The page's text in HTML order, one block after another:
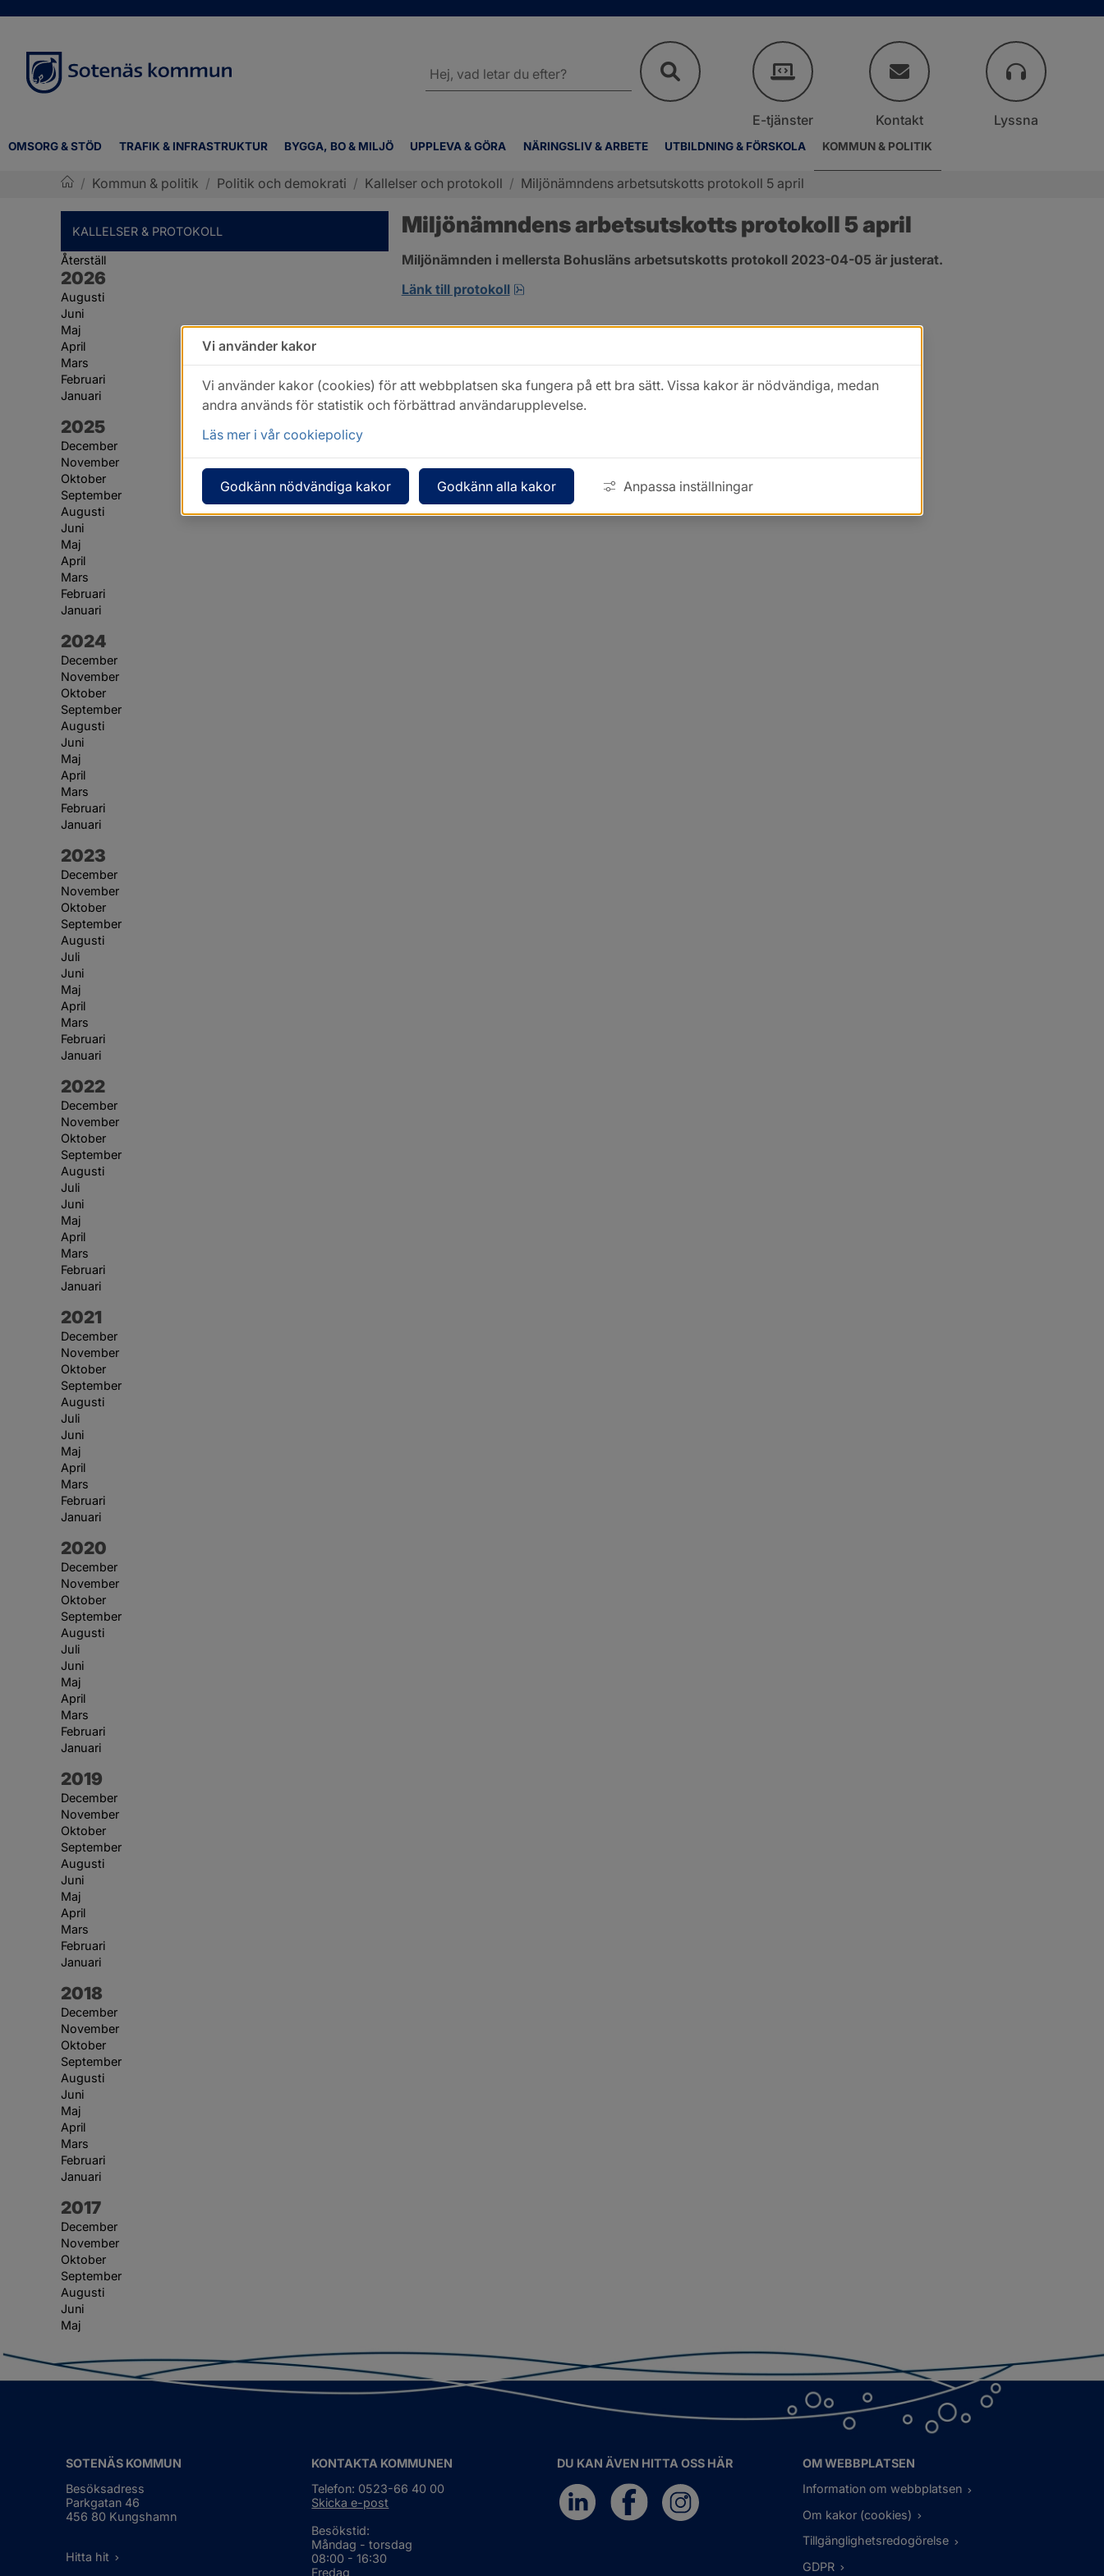
OMSORG & STÖD TRAFIK & INFRASTRUKTUR BYGGA, BO & MILJÖ UPPLEVA & GÖRA NÄRINGSLIV & ARBETE UTBILDNING & FÖRSKOLA KOMMUN & POLITIK
webbplatsen
E-tjänster Kontakt Lyssna
/ Kommun & politik / Politik och demokrati / Kallelser och protokoll / Miljönämndens arbetsutskotts protokoll 5 april
KALLELSER & PROTOKOLL
Återställ
År:
2026
Augusti
Juni
Maj
April
Mars
Februari
Januari
År:
2025
December
November
Oktober
September
Augusti
Juni
Maj
April
Mars
Februari
Januari
År:
2024
December
November
Oktober
September
Augusti
Juni
Maj
April
Mars
Februari
Januari
År:
2023
December
November
Oktober
September
Augusti
Juli
Juni
Maj
April
Mars
Februari
Januari
År:
2022
December
November
Oktober
September
Augusti
Juli
Juni
Maj
April
Mars
Februari
Januari
År:
2021
December
November
Oktober
September
Augusti
Juli
Juni
Maj
April
Mars
Februari
Januari
År:
2020
December
November
Oktober
September
Augusti
Juli
Juni
Maj
April
Mars
Februari
Januari
År:
2019
December
November
Oktober
September
Augusti
Juni
Maj
April
Mars
Februari
Januari
År:
2018
December
November
Oktober
September
Augusti
Juni
Maj
April
Mars
Februari
Januari
År:
2017
December
November
Oktober
September
Augusti
Juni
Maj
Miljönämndens arbetsutskotts protokoll 5 april
Miljönämnden i mellersta Bohusläns arbetsutskotts protokoll 2023-04-05 är justerat.
Länk till protokoll
pdf, 257.8 kB, öppnas i nytt fönster.
SOTENÄS KOMMUN
Besöksadress
Parkgatan 46
456 80 Kungshamn
Hitta hit
KONTAKTA KOMMUNEN
Telefon: 0523-66 40 00
Skicka e-post
Besökstid:
Måndag - torsdag
08:00 - 16:30
Fredag
DU KAN ÄVEN HITTA OSS HÄR
OM WEBBPLATSEN
Information om webbplatsen
Om kakor (cookies)
Tillgänglighetsredogörelse
GDPR
Vi använder kakor
Vi använder kakor (cookies) för att webbplatsen ska fungera på ett bra sätt. Vissa kakor är nödvändiga, medan
andra används för statistik och förbättrad användarupplevelse.
Läs mer i vår cookiepolicy
Godkänn nödvändiga kakor Godkänn alla kakor Anpassa inställningar